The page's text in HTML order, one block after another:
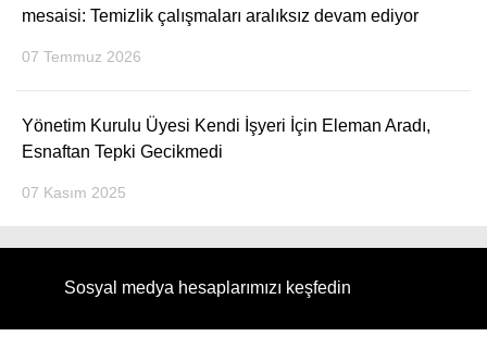
mesaisi: Temizlik çalışmaları aralıksız devam ediyor
07 Temmuz 2026
Yönetim Kurulu Üyesi Kendi İşyeri İçin Eleman Aradı,
Esnaftan Tepki Gecikmedi
07 Kasım 2025
Sosyal medya hesaplarımızı keşfedin